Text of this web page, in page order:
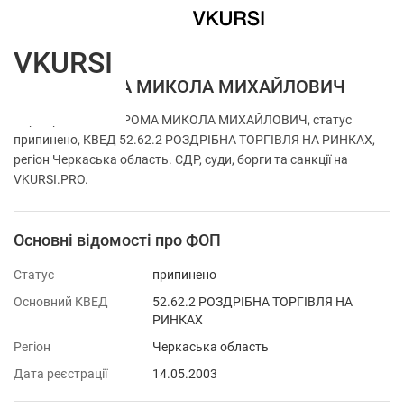
ФОП ГУРОМА МИКОЛА МИХАЙЛОВИЧ
Перевірка ФОП ГУРОМА МИКОЛА МИХАЙЛОВИЧ, статус
припинено, КВЕД 52.62.2 РОЗДРІБНА ТОРГІВЛЯ НА РИНКАХ,
регіон Черкаська область. ЄДР, суди, борги та санкції на
VKURSI.PRO.
Основні відомості про ФОП
Статус
припинено
Основний КВЕД
52.62.2 РОЗДРІБНА ТОРГІВЛЯ НА
РИНКАХ
Регіон
Черкаська область
Дата реєстрації
14.05.2003
VKURSI